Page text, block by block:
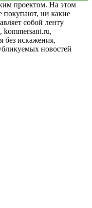
проектом. На этом
покупают, ни какие
собой ленту
kommersant.ru,
без искажения,
новостей